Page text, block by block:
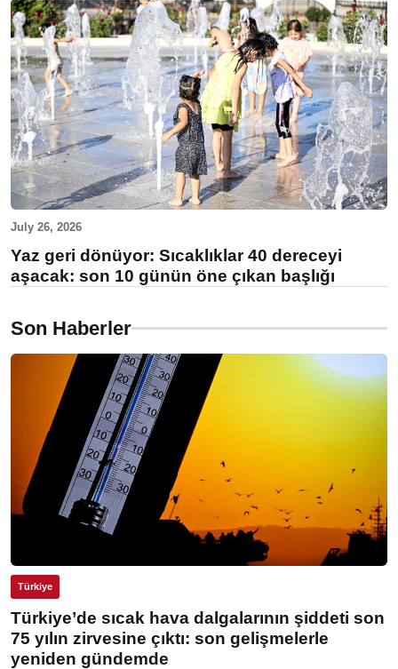
July 26, 2026
Yaz geri dönüyor: Sıcaklıklar 40 dereceyi
aşacak: son 10 günün öne çıkan başlığı
Son Haberler
Türkiye
Türkiye’de sıcak hava dalgalarının şiddeti son
75 yılın zirvesine çıktı: son gelişmelerle
yeniden gündemde